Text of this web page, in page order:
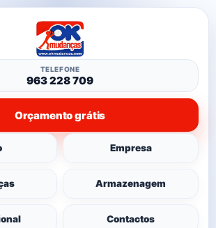
Empresa
Armazenagem
Contactos
TELEFONE
963 228 709
Orçamento grátis